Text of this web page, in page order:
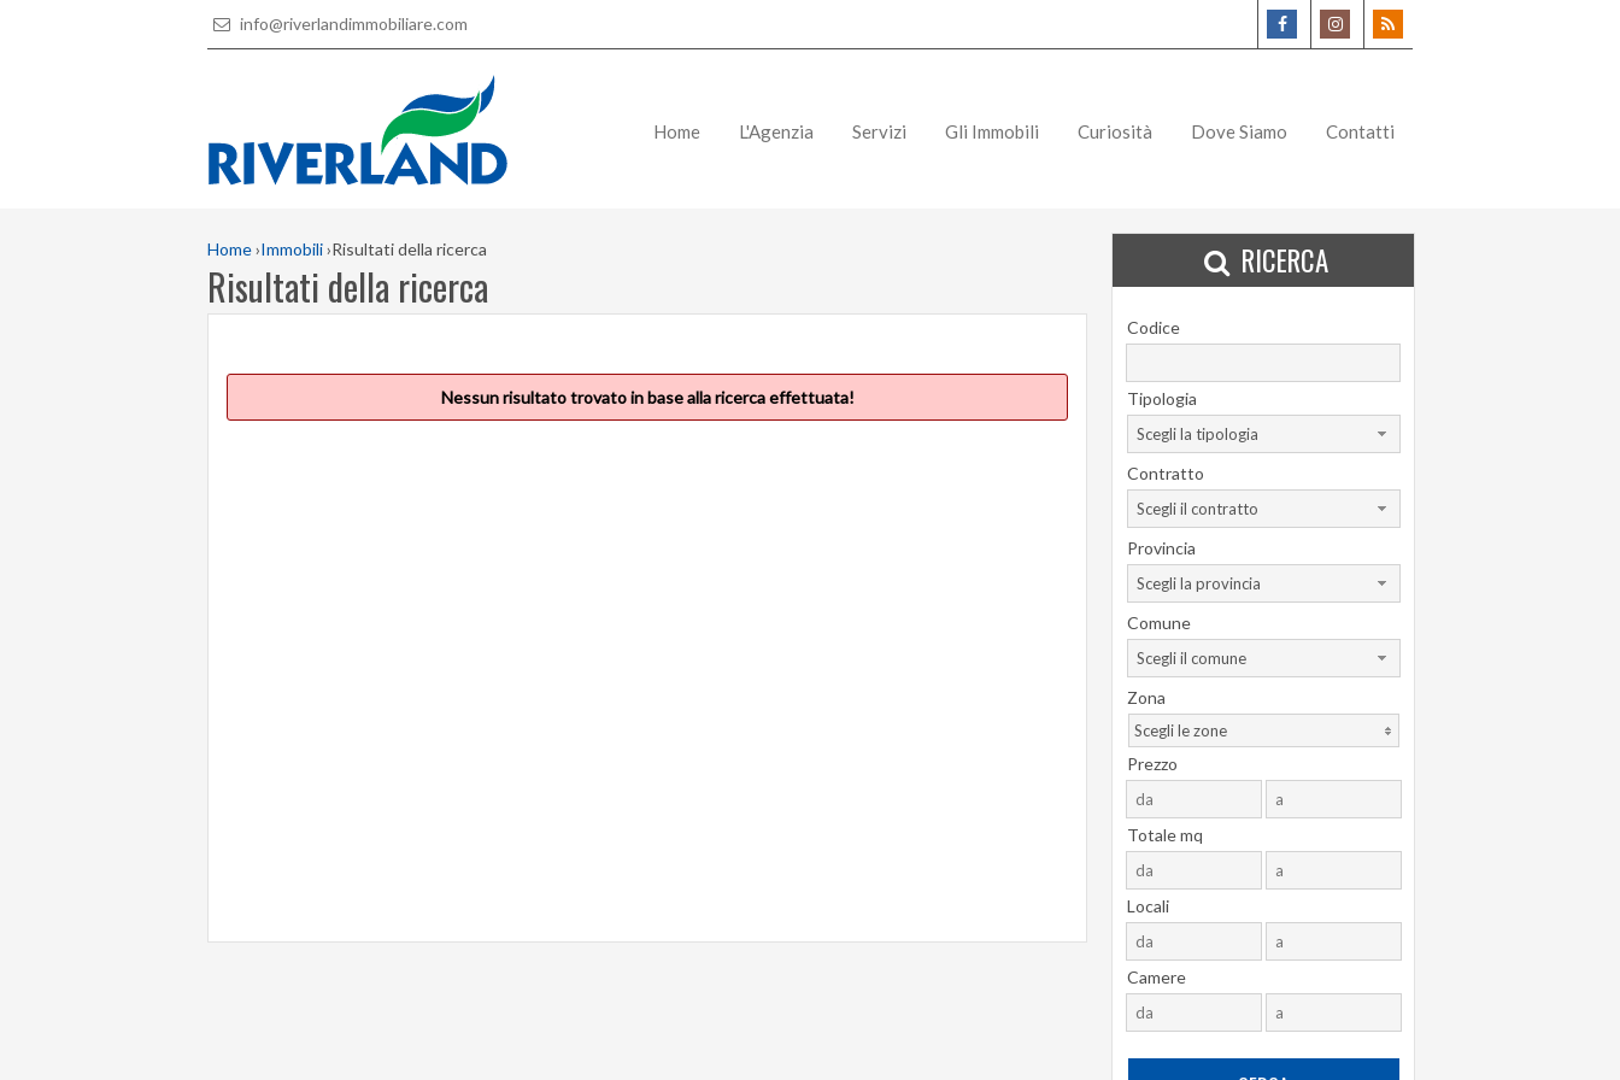
info@riverlandimmobiliare.com
Home L'Agenzia Servizi Gli Immobili Curiosità Dove Siamo Contatti
Home›Immobili›Risultati della ricerca
Risultati della ricerca
Nessun risultato trovato in base alla ricerca effettuata!
RICERCA
Codice
Tipologia
Scegli la tipologia
Contratto
Scegli il contratto
Provincia
Scegli la provincia
Comune
Scegli il comune
Zona
Scegli le zone
Prezzo
Totale mq
Locali
Camere